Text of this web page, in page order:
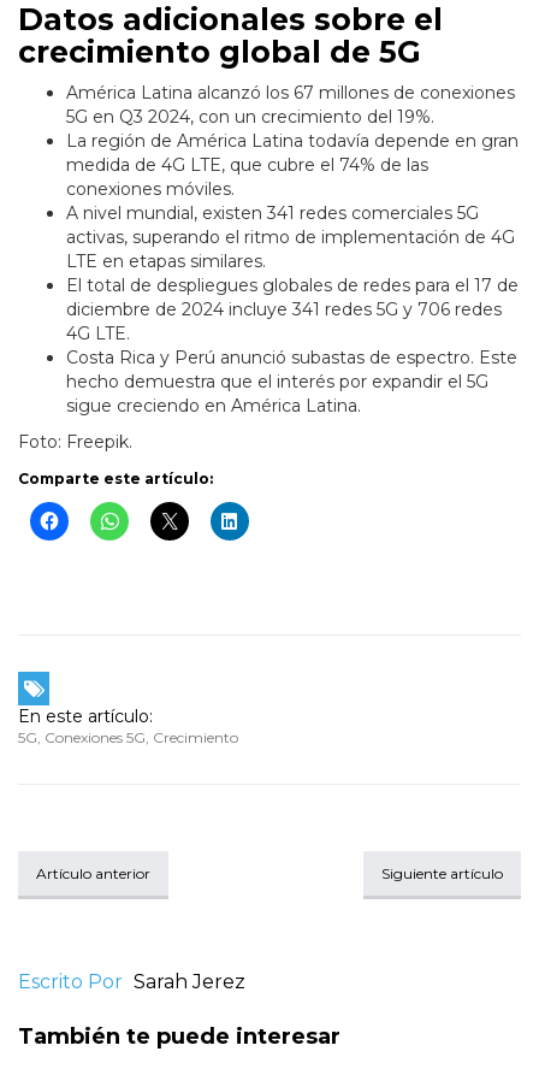
Datos adicionales sobre el
crecimiento global de 5G
América Latina alcanzó los 67 millones de conexiones
5G en Q3 2024, con un crecimiento del 19%.
La región de América Latina todavía depende en gran
medida de 4G LTE, que cubre el 74% de las
conexiones móviles.
A nivel mundial, existen 341 redes comerciales 5G
activas, superando el ritmo de implementación de 4G
LTE en etapas similares.
El total de despliegues globales de redes para el 17 de
diciembre de 2024 incluye 341 redes 5G y 706 redes
4G LTE.
Costa Rica y Perú anunció subastas de espectro. Este
hecho demuestra que el interés por expandir el 5G
sigue creciendo en América Latina.
Foto: Freepik.
Comparte este artículo:
En este artículo:
5G, Conexiones 5G, Crecimiento
Artículo anterior Siguiente artículo
Escrito Por Sarah Jerez
También te puede interesar